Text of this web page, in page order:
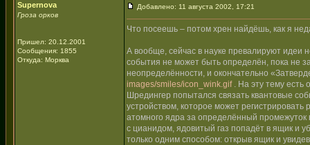
Supernova
Гроза орков
Пришел: 20.12.2001
Сообщения: 1855
Откуда: Морква
Добавлено: 11 августа 2002, 17:21
Что посеешь – потом хрен найдёшь, как я
А вообще, сейчас в науке превалируют идеи
события не может быть определён, пока не
неопределённости, и окончательно
images/smiles/icon_wink.gif. На эту тему есть
Шредингер попытался связать квантовые
устройством, которое может
атомного ядра за определённый промежуток
с цианидом, ядовитый газ попадёт в ящик и
только одним способом: открыв ящик и